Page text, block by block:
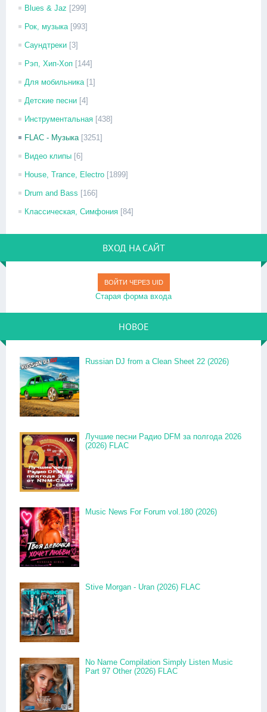
Blues & Jaz [299]
Рок, музыка [993]
Саундтреки [3]
Рэп, Хип-Хоп [144]
Для мобильника [1]
Детские песни [4]
Инструментальная [438]
FLAC - Музыка [3251]
Видео клипы [6]
House, Trance, Electro [1899]
Drum and Bass [166]
Классическая, Симфония [84]
ВХОД НА САЙТ
ВОЙТИ ЧЕРЕЗ UID
Старая форма входа
НОВОЕ
Russian DJ from a Clean Sheet 22 (2026)
Лучшие песни Радио DFM за полгода 2026
(2026) FLAC
Music News For Forum vol.180 (2026)
Stive Morgan - Uran (2026) FLAC
No Name Compilation Simply Listen Music
Part 97 Other (2026) FLAC